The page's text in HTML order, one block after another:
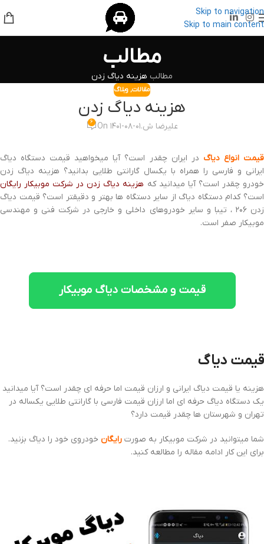
Skip to navigation
Skip to main content
مطالب
مطالب هزینه دیاگ زدن
مقالات, وبلاگ
هزینه دیاگ زدن
علیرضا ش.On ۱۴۰۱-۰۸-۰۱ ۶
قیمت انواع دیاگ در ایران چقدر است؟ آیا میخواهید قیمت دستگاه دیاگ
ایرانی و فارسی را همراه با یکسال گارانتی طلایی بدانید؟ هزینه دیاگ زدن
خودرو چقدر است؟ آیا میدانید که هزینه دیاگ زدن در شرکت موبیکار رایگان
است؟ کدام دستگاه دیاگ از سایر دستگاه ها بهتر و دقیقتر است؟ قیمت دیاگ
زدن ۲۰۶ ، تیبا و سایر خودروهای داخلی و خارجی در شرکت فنی و مهندسی
موبیکار صفر است.
قیمت و مشخصات دیاگ موبیکار
قیمت دیاگ
هزینه یا قیمت دیاگ ایرانی و ارزان قیمت اما حرفه ای چقدر است؟ آیا میدانید
یک دستگاه دیاگ حرفه ای اما ارزان قیمت فارسی با گارانتی طلایی یکساله در
تهران و شهرستان ها چقدر قیمت دارد؟
شما میتوانید در شرکت موبیکار به صورت رایگان خودروی خود را دیاگ بزنید.
برای این کار ادامه مقاله را مطالعه کنید.